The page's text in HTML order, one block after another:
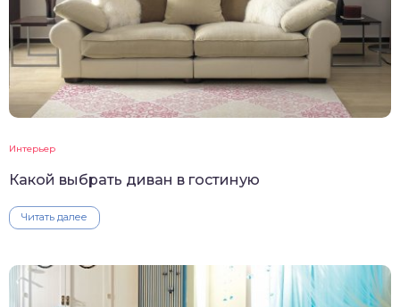
Интерьер
Какой выбрать диван в гостиную
Читать далее